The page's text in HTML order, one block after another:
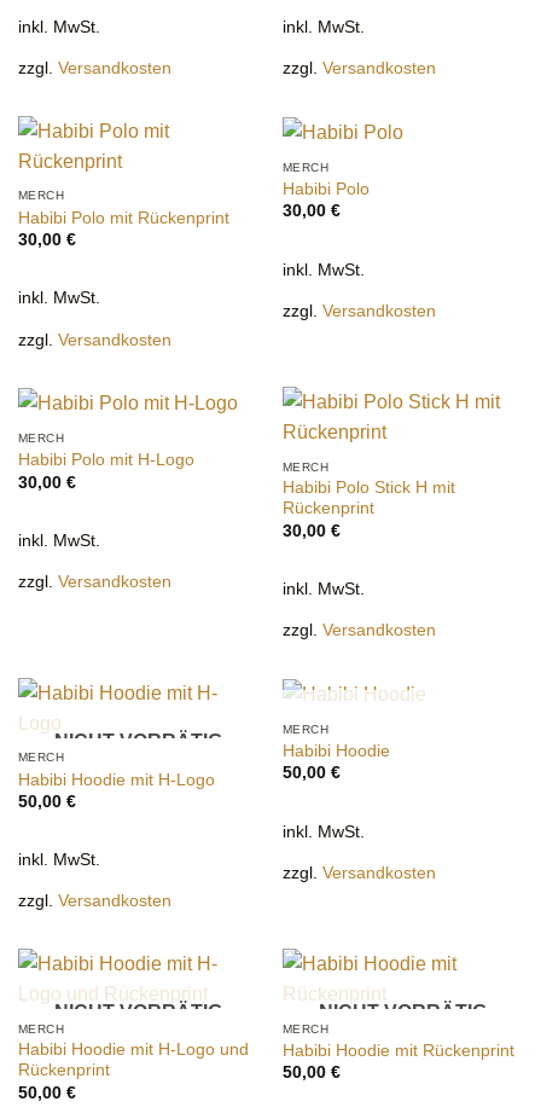
inkl. MwSt.
zzgl. Versandkosten
inkl. MwSt.
zzgl. Versandkosten
MERCH
Habibi Polo mit Rückenprint
30,00 €
inkl. MwSt.
zzgl. Versandkosten
MERCH
Habibi Polo
30,00 €
inkl. MwSt.
zzgl. Versandkosten
MERCH
Habibi Polo mit H-Logo
30,00 €
inkl. MwSt.
zzgl. Versandkosten
MERCH
Habibi Polo Stick H mit
Rückenprint
30,00 €
inkl. MwSt.
zzgl. Versandkosten
NICHT VORRÄTIG
MERCH
Habibi Hoodie mit H-Logo
50,00 €
inkl. MwSt.
zzgl. Versandkosten
NICHT VORRÄTIG
MERCH
Habibi Hoodie
50,00 €
inkl. MwSt.
zzgl. Versandkosten
NICHT VORRÄTIG
MERCH
Habibi Hoodie mit H-Logo und
Rückenprint
50,00 €
NICHT VORRÄTIG
MERCH
Habibi Hoodie mit Rückenprint
50,00 €